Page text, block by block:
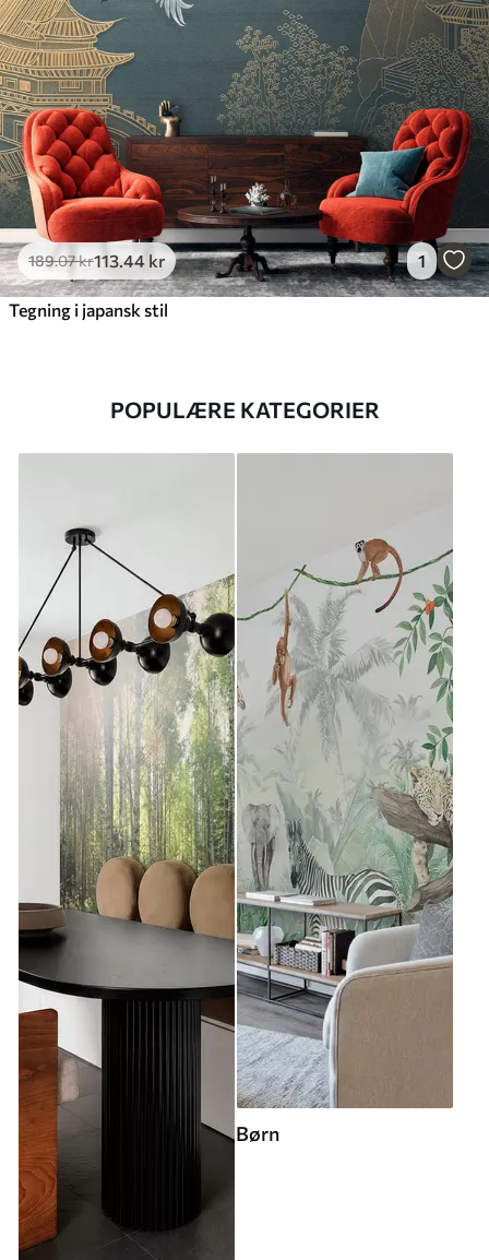
189.07kr113.44 kr 1
Tegning i japansk stil
POPULÆRE KATEGORIER
Børn